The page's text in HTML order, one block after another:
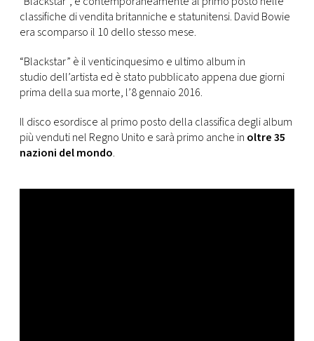
CONSIGLIA
classifiche di vendita britanniche e statunitensi. David Bowie
era scomparso il 10 dello stesso mese.
“Blackstar” è il venticinquesimo e ultimo album in
studio dell’artista ed è stato pubblicato appena due giorni
prima della sua morte, l’8 gennaio 2016.
Il disco esordisce al primo posto della classifica degli album
più venduti nel Regno Unito e sarà primo anche in oltre 35
nazioni del mondo.